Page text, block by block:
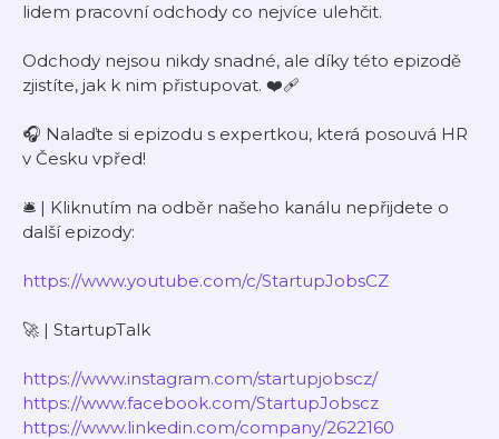
lidem pracovní odchody co nejvíce ulehčit.
Odchody nejsou nikdy snadné, ale díky této epizodě
zjistíte, jak k nim přistupovat. ❤️‍🩹
🎧 Nalaďte si epizodu s expertkou, která posouvá HR
v Česku vpřed!
🛎 | Kliknutím na odběr našeho kanálu nepřijdete o
další epizody:
https://www.youtube.com/c/StartupJobsCZ
🚀 | StartupTalk
https://www.instagram.com/startupjobscz/
https://www.facebook.com/StartupJobscz
https://www.linkedin.com/company/2622160